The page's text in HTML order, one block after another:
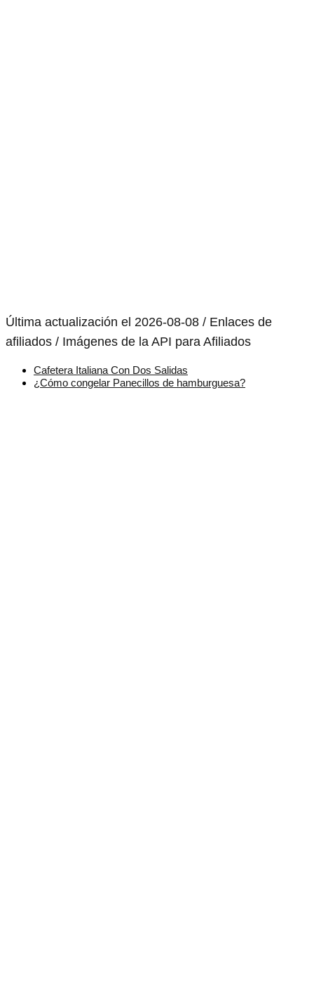
Última actualización el 2026-08-08 / Enlaces de
afiliados / Imágenes de la API para Afiliados
Cafetera Italiana Con Dos Salidas
¿Cómo congelar Panecillos de hamburguesa?